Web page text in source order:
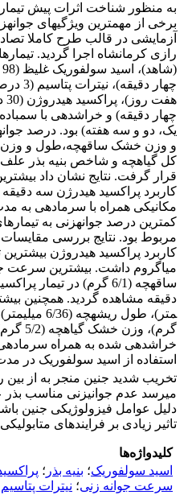
به منظور شناخت اثرات پیش
برخی از مهمترین ویژگی­های
آزمایشی در قالب طرح کاملا
رازی کرمانشاه اجرا گردید.
چهار
چهار دقیقه) و خراش­دهی با
یک، دو و سه هفته) بود. درصد
و وزن خشک ساقه­چه،طول و
کل گیاهچه و شاخص بنیه بذر علف
قرار گرفت. نتایج نشان داد
کمترین درصد جوانه­زنی به
مربوط بود. نتایج بررسی مقایسات
کاربرد پراکسید هیدروژن بیشترین
ساقه­چه (6/1 گرم) در
خراش­دهی شده به همراه
استفاده از اسید سولفوریک در
تخریب شدید جنین منجر به از بین
می­رسد عدم جوانی­زنی مناسب بذر
دلیل عوامل فیزولوژیکی جنین
تاثیر زیادی بر فرایندهای
کلیدواژه‌ها
اسید سولفوریک؛ بنیه بذر ؛
سرعت جوانه زنی؛ نیترات پتاسیم